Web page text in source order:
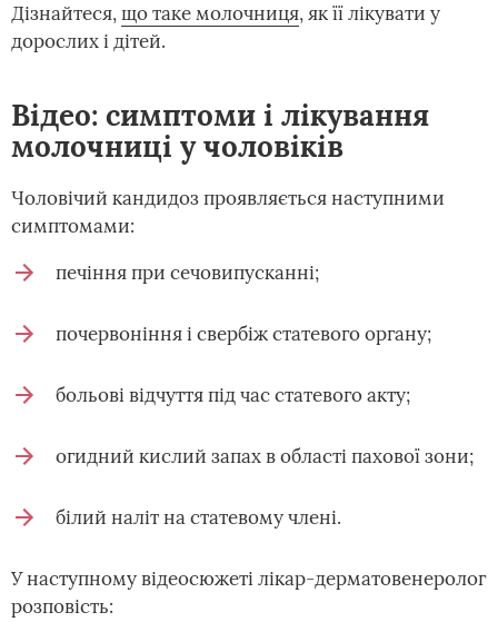
Дізнайтеся,що таке молочниця, як її лікувати у
дорослих і дітей.
Відео: симптоми і лікування
молочниці у чоловіків
Чоловічий кандидоз проявляється наступними
симптомами:
печіння при сечовипусканні;
почервоніння і свербіж статевого органу;
больові відчуття під час статевого акту;
огидний кислий запах в області пахової зони;
білий наліт на статевому члені.
У наступному відеосюжеті лікар-дерматовенеролог
розповість: